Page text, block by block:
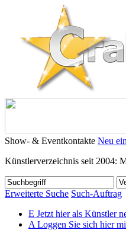
Show- & Eventkontakte Neu
Künstlerverzeichnis seit 2004:
Erweiterte Suche Such-Auftrag
E Jetzt hier als Künstler
A Loggen Sie sich hier